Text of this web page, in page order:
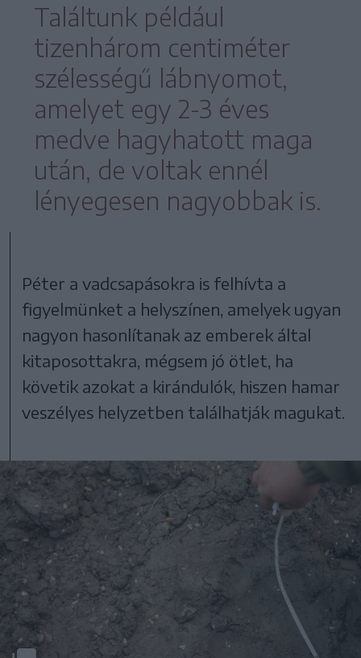
Találtunk például
tizenhárom centiméter
szélességű lábnyomot,
amelyet egy 2-3 éves
medve hagyhatott maga
után, de voltak ennél
lényegesen nagyobbak is.
Péter a vadcsapásokra is felhívta a
figyelmünket a helyszínen, amelyek ugyan
nagyon hasonlítanak az emberek által
kitaposottakra, mégsem jó ötlet, ha
követik azokat a kirándulók, hiszen hamar
veszélyes helyzetben találhatják magukat.